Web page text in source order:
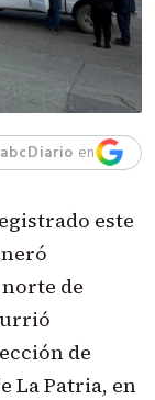
abcDiario en
este
de
de
La Patria, en